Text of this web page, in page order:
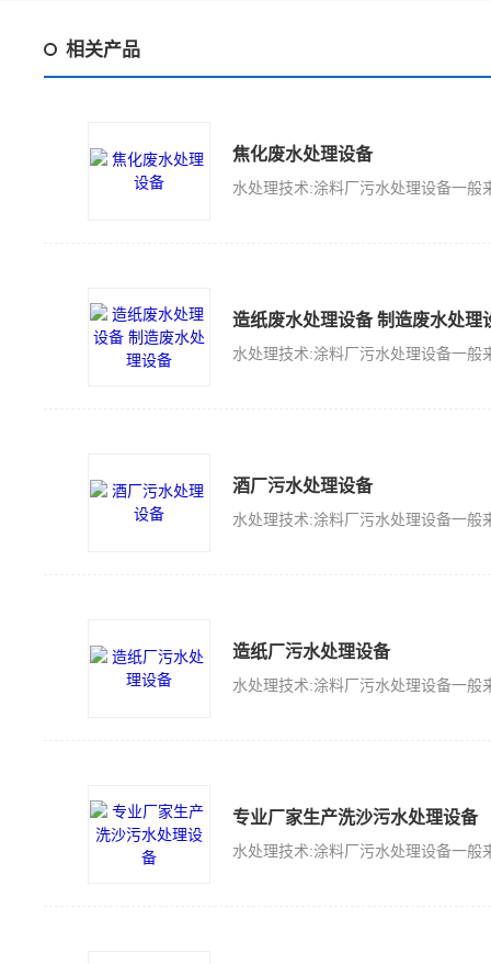
相关产品
焦化废水处理设备
造纸废水处理设备 制造废水处理
酒厂污水处理设备
造纸厂污水处理设备
专业厂家生产洗沙污水处理设备